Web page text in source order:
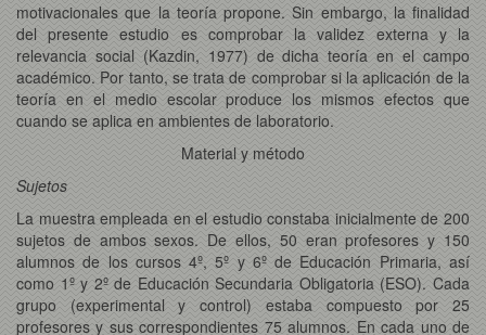
motivacionales que la teoría propone. Sin embargo, la finalidad
del presente estudio es comprobar la validez externa y la
relevancia social (Kazdin, 1977) de dicha teoría en el campo
académico. Por tanto, se trata de comprobar si la aplicación de la
teoría en el medio escolar produce los mismos efectos que
cuando se aplica en ambientes de laboratorio.
Material y método
Sujetos
La muestra empleada en el estudio constaba inicialmente de 200
sujetos de ambos sexos. De ellos, 50 eran profesores y 150
alumnos de los cursos 4º, 5º y 6º de Educación Primaria, así
como 1º y 2º de Educación Secundaria Obligatoria (ESO). Cada
grupo (experimental y control) estaba compuesto por 25
profesores y sus correspondientes 75 alumnos. En cada uno de